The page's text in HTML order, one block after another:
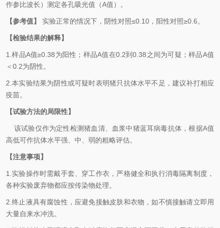
作参比波长）测定各孔吸光值（A值）。
【参考值】 实验正常的情况下，阴性对照≤0.10，阳性对照≥0.6。
【检验结果的解释】
1.样品A值≥0.38为阳性；样品A值在0.2到0.38之间为可疑；样品A值
＜0.2为阴性。
2. 本实验结果为阴性或可疑时表明猪只抗体水平不足，建议补打相应
疫苗。
【试验方法的局限性】
该试验仅作为定性检测猪血清、血浆中猪蓝耳病毒抗体 ，根据A值
高低可作抗体水平强、中、弱的粗略评估。
【注意事项】
1.实验操作时需戴手套、穿工作衣，严格健全和执行消毒隔离制度，
各种实验废弃物都应按传染物处理。
2.终止液具有腐蚀性，应避免接触皮肤和衣物，如不慎接触请立即用
大量自来水冲洗。